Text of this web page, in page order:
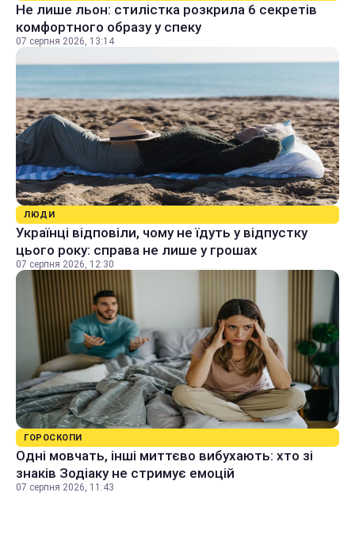
Не лише льон: стилістка розкрила 6 секретів
комфортного образу у спеку
07 серпня 2026, 13:14
ЛЮДИ
Українці відповіли, чому не їдуть у відпустку
цього року: справа не лише у грошах
07 серпня 2026, 12:30
ГОРОСКОПИ
Одні мовчать, інші миттєво вибухають: хто зі
знаків Зодіаку не стримує емоцій
07 серпня 2026, 11:43